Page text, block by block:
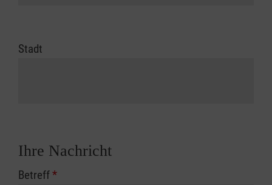
Stadt
Ihre Nachricht
Betreff*